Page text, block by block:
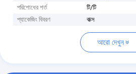
পরিশোধের শর্ত
টি/টি
প্যাকেজিং বিবরণ
বাক্স
আরো দেখুন